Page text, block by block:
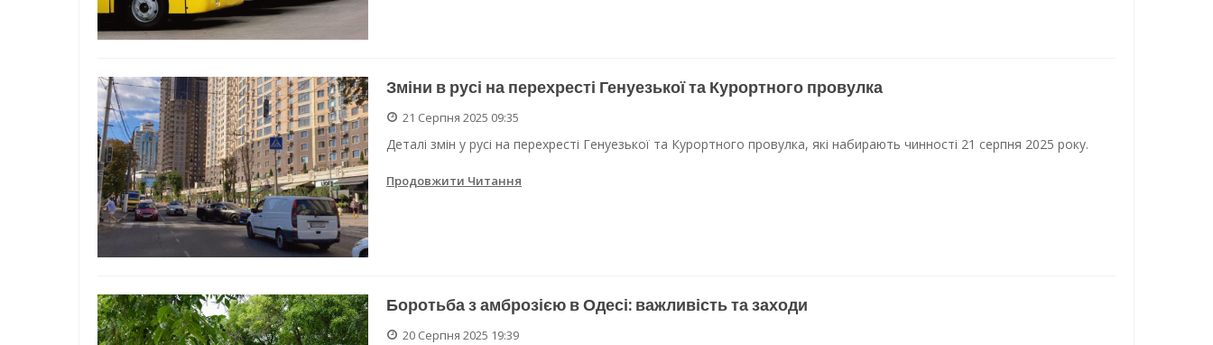
Зміни в русі на перехресті Генуезької та Курортного провулка
21 Серпня 2025 09:35
Деталі змін у русі на перехресті Генуезької та Курортного провулка, які набирають чинності 21 серпня 2025 року.
Продовжити Читання
Боротьба з амброзією в Одесі: важливість та заходи
20 Серпня 2025 19:39